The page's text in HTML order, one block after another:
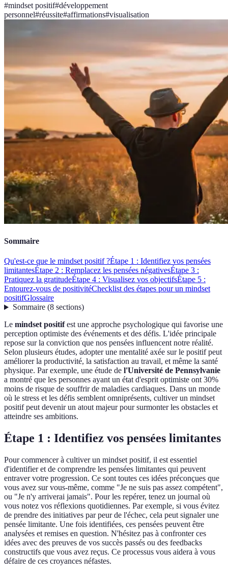
#mindset positif#développement
personnel#réussite#affirmations#visualisation
Sommaire
Qu'est-ce que le mindset positif ?Étape 1 : Identifiez vos pensées
limitantesÉtape 2 : Remplacez les pensées négativesÉtape 3 :
Pratiquez la gratitudeÉtape 4 : Visualisez vos objectifsÉtape 5 :
Entourez-vous de positivitéChecklist des étapes pour un mindset
positifGlossaire
Sommaire(8 sections)
Le mindset positifest une approche psychologique qui favorise une
perception optimiste des événements et des défis. L'idée principale
repose sur la conviction que nos pensées influencent notre réalité.
Selon plusieurs études, adopter une mentalité axée sur le positif peut
améliorer la productivité, la satisfaction au travail, et même la santé
physique. Par exemple, une étude de l'Université de Pennsylvanie
a montré que les personnes ayant un état d'esprit optimiste ont 30%
moins de risque de souffrir de maladies cardiaques. Dans un monde
où le stress et les défis semblent omniprésents, cultiver un mindset
positif peut devenir un atout majeur pour surmonter les obstacles et
atteindre ses ambitions.
Étape 1 : Identifiez vos pensées limitantes
Pour commencer à cultiver un mindset positif, il est essentiel
d'identifier et de comprendre les pensées limitantes qui peuvent
entraver votre progression. Ce sont toutes ces idées préconçues que
vous avez sur vous-même, comme "Je ne suis pas assez compétent",
ou "Je n'y arriverai jamais". Pour les repérer, tenez un journal où
vous notez vos réflexions quotidiennes. Par exemple, si vous évitez
de prendre des initiatives par peur de l'échec, cela peut signaler une
pensée limitante. Une fois identifiées, ces pensées peuvent être
analysées et remises en question. N'hésitez pas à confronter ces
idées avec des preuves de vos succès passés ou des feedbacks
constructifs que vous avez reçus. Ce processus vous aidera à vous
défaire de ces croyances néfastes.